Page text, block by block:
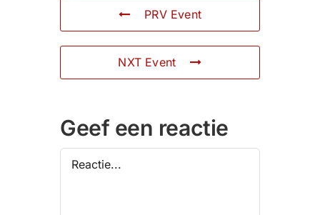
PRV Event
NXT Event
Geef een reactie